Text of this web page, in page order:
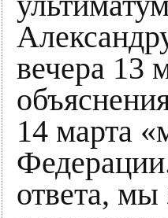
вечера 13
14 марта
ответа, мы